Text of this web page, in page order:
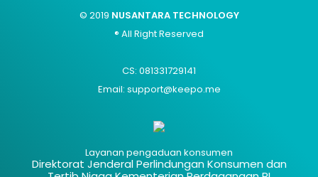
© 2019 NUSANTARA TECHNOLOGY
® All Right Reserved
CS: 081331729141
Email: support@keepo.me
Layanan pengaduan konsumen
Direktorat Jenderal Perlindungan Konsumen dan